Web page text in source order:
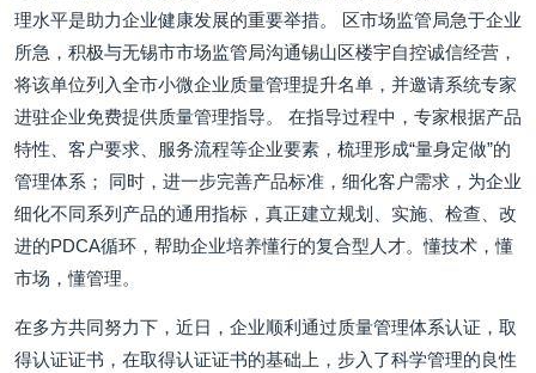
理水平是助力企业健康发展的重要举措。 区市场监管局急于企业
所急，积极与无锡市市场监管局沟通锡山区楼宇自控诚信经营，
将该单位列入全市小微企业质量管理提升名单，并邀请系统专家
进驻企业免费提供质量管理指导。 在指导过程中，专家根据产品
特性、客户要求、服务流程等企业要素，梳理形成“量身定做”的
管理体系； 同时，进一步完善产品标准，细化客户需求，为企业
细化不同系列产品的通用指标，真正建立规划、实施、检查、改
进的PDCA循环，帮助企业培养懂行的复合型人才。懂技术，懂
市场，懂管理。
在多方共同努力下，近日，企业顺利通过质量管理体系认证，取
得认证证书，在取得认证证书的基础上，步入了科学管理的良性